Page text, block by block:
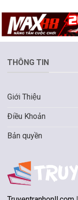
THÔNG TIN
Giới Thiệu
Điều Khoản
Bản quyền